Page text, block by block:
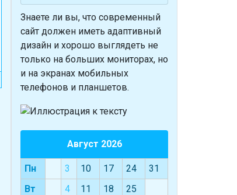
Знаете ли вы, что современный
сайт должен иметь адаптивный
дизайн и хорошо выглядеть не
только на больших мониторах, но
и на экранах мобильных
телефонов и планшетов.
Август 2026
Пн 3 10 17 24
31
Вт
4 11 18
25